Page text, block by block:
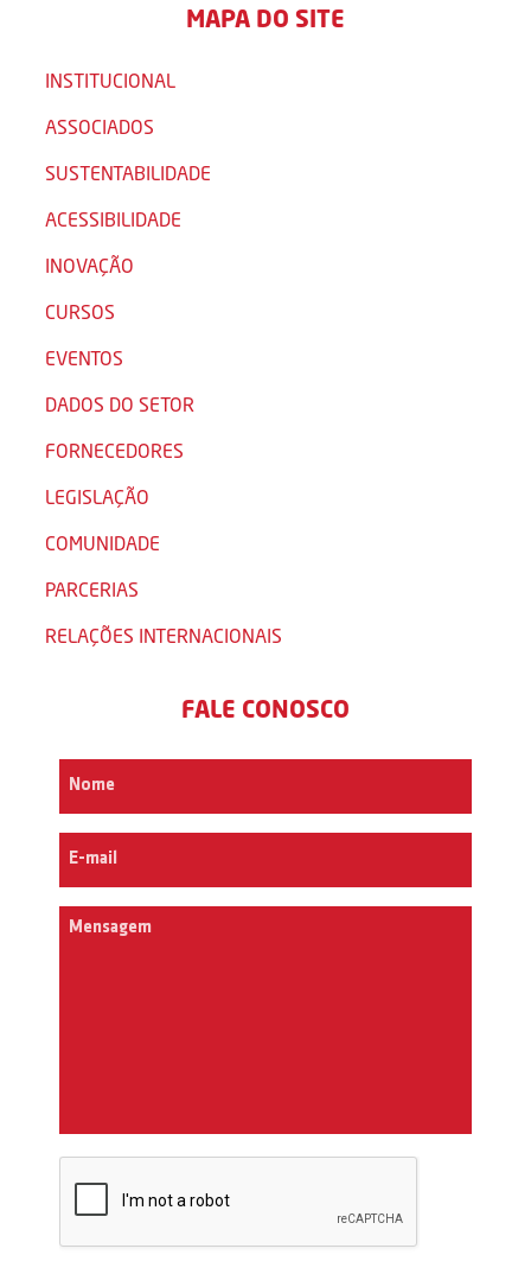
MAPA DO SITE
INSTITUCIONAL
ASSOCIADOS
SUSTENTABILIDADE
ACESSIBILIDADE
INOVAÇÃO
CURSOS
EVENTOS
DADOS DO SETOR
FORNECEDORES
LEGISLAÇÃO
COMUNIDADE
PARCERIAS
RELAÇÕES INTERNACIONAIS
FALE CONOSCO